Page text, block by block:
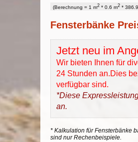
(Berechnung = 1 m2 * 0.6 m2 *
Fensterbänke
Jetzt neu im
Wir bieten Ihnen für
24 Stunden an.Dies
verfügbar sind.
*Diese
an.
* Kalkulation für Fensterbänke
sind nur Rechenbeispiele.